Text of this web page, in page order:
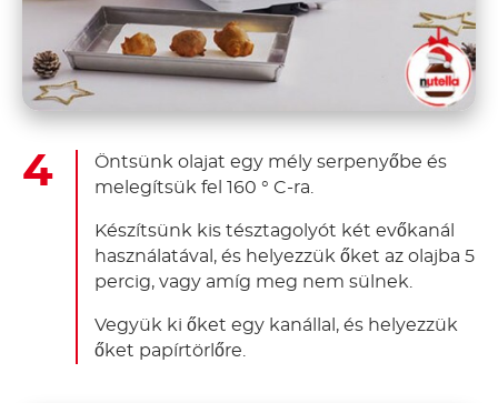
Öntsünk olajat egy mély serpenyőbe és
melegítsük fel 160 ° C-ra.
Készítsünk kis tésztagolyót két evőkanál
használatával, és helyezzük őket az olajba 5
percig, vagy amíg meg nem sülnek.
Vegyük ki őket egy kanállal, és helyezzük
őket papírtörlőre.